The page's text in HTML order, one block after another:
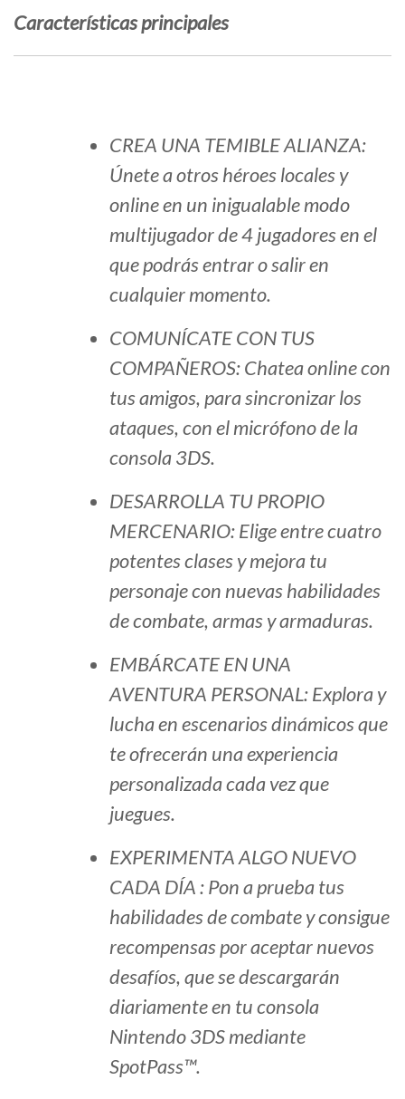
Características principales
CREA UNA TEMIBLE ALIANZA:
Únete a otros héroes locales y
online en un inigualable modo
multijugador de 4 jugadores en el
que podrás entrar o salir en
cualquier momento.
COMUNÍCATE CON TUS
COMPAÑEROS: Chatea online con
tus amigos, para sincronizar los
ataques, con el micrófono de la
consola 3DS.
DESARROLLA TU PROPIO
MERCENARIO: Elige entre cuatro
potentes clases y mejora tu
personaje con nuevas habilidades
de combate, armas y armaduras.
EMBÁRCATE EN UNA
AVENTURA PERSONAL: Explora y
lucha en escenarios dinámicos que
te ofrecerán una experiencia
personalizada cada vez que
juegues.
EXPERIMENTA ALGO NUEVO
CADA DÍA : Pon a prueba tus
habilidades de combate y consigue
recompensas por aceptar nuevos
desafíos, que se descargarán
diariamente en tu consola
Nintendo 3DS mediante
SpotPass™.